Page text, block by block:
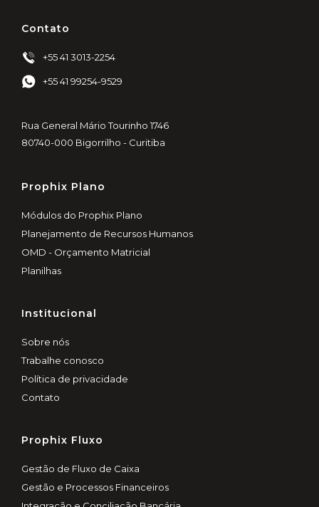
Contato
+55 41 3013-2254
+55 41 99254-9529
Rua General Mário Tourinho 1746
80740-000 Bigorrilho - Curitiba
Prophix Plano
Módulos do Prophix Plano
Planejamento de Recursos Humanos
OMD - Orçamento Matricial
Planilhas
Institucional
Sobre nós
Trabalhe conosco
Política de privacidade
Contato
Prophix Fluxo
Gestão de Fluxo de Caixa
Gestão e Processos Financeiros